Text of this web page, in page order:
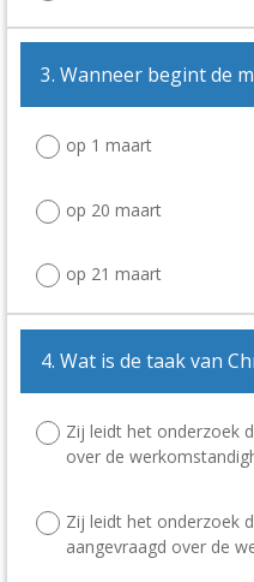
3. Wanneer begint de
op 1 maart
op 20 maart
op 21 maart
4. Wat is de taak van
Zij leidt het onderzoek
over de
Zij leidt het onderzoek
aangevraagd over de